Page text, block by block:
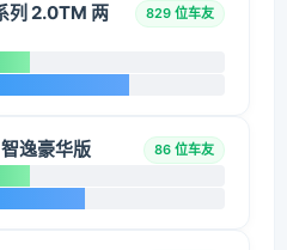
列 2.0TM 两
829 位车友
逸豪华版 86 位车友